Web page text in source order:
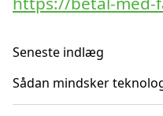
Seneste indlæg
Sådan mindsker